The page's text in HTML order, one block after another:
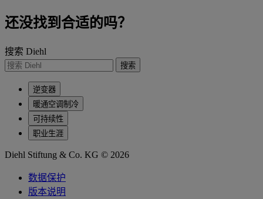
还没找到合适的吗？
搜索 Diehl
搜索
逆变器
暖通空调制冷
可持续性
职业生涯
Diehl Stiftung & Co. KG © 2026
数据保护
版本说明